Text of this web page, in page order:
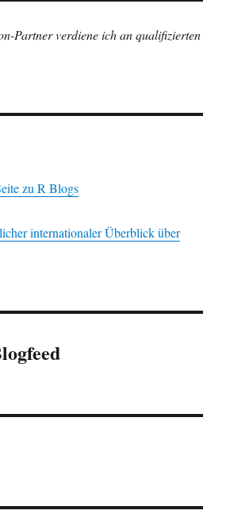
Partner verdiene ich an qualifizierten
zu R Blogs
internationaler Überblick über